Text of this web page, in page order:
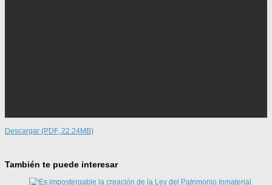
Descargar (PDF, 22.24MB)
También te puede interesar